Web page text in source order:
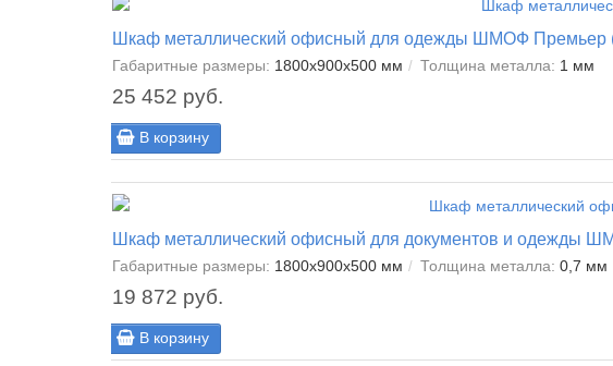
Шкаф металлический офисный для одежды ШМОФ Премьер
Габаритные размеры: 1800x900x500 мм Толщина металла: 1 мм
25 452 руб.
В корзину
Шкаф металлический офисный для документов и одежды
Габаритные размеры: 1800x900x500 мм Толщина металла: 0,7 мм
19 872 руб.
В корзину